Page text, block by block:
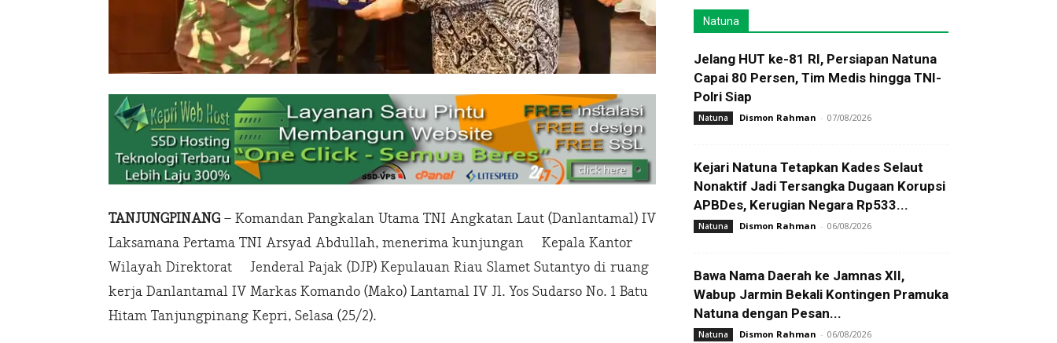
TANJUNGPINANG – Komandan Pangkalan Utama TNI Angkatan Laut (Danlantamal) IV
Laksamana Pertama TNI Arsyad Abdullah, menerima kunjungan Kepala Kantor
Wilayah Direktorat Jenderal Pajak (DJP) Kepulauan Riau Slamet Sutantyo di ruang
kerja Danlantamal IV Markas Komando (Mako) Lantamal IV Jl. Yos Sudarso No. 1 Batu
Hitam Tanjungpinang Kepri, Selasa (25/2).
Natuna
Jelang HUT ke-81 RI, Persiapan Natuna
Capai 80 Persen, Tim Medis hingga TNI-
Polri Siap
Natuna Dismon Rahman - 07/08/2026
Kejari Natuna Tetapkan Kades Selaut
Nonaktif Jadi Tersangka Dugaan Korupsi
APBDes, Kerugian Negara Rp533...
Natuna Dismon Rahman - 06/08/2026
Bawa Nama Daerah ke Jamnas XII,
Wabup Jarmin Bekali Kontingen Pramuka
Natuna dengan Pesan...
Natuna Dismon Rahman - 06/08/2026